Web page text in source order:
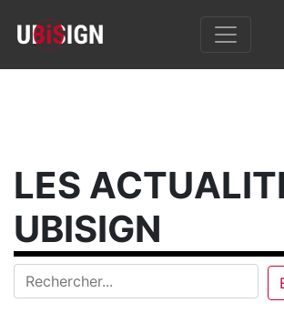
LES
UBISIGN